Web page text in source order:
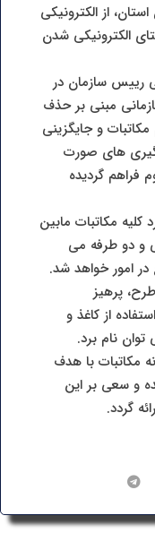
از الکترونیکی
الکترونیکی شدن
رییس سازمان در
مبنی بر حذف
و جایگزینی
های صورت
فراهم گردیده
کلیه مکاتبات مابین
و دو طرفه می
در امور خواهد شد.
پرهیز
از کاغذ و
نام برد.
مکاتبات با هدف
و سعی بر این
گردد.